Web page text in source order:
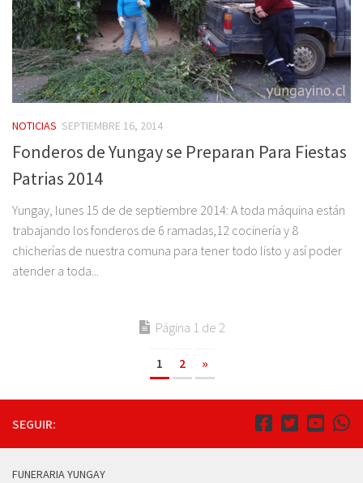
NOTICIAS SEPTIEMBRE 16, 2014
Fonderos de Yungay se Preparan Para Fiestas
Patrias 2014
Yungay, lunes 15 de de septiembre 2014: A toda máquina están
trabajando los fonderos de 6 ramadas,12 cocinería y 8
chicherías de nuestra comuna para tener todo listo y así poder
atender a toda...
Página 1 de 2
1 2 »
SEGUIR:
FUNERARIA YUNGAY